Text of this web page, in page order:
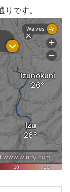
です。